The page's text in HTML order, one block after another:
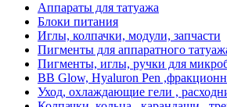
Аппараты для татуажа
Блоки питания
Иглы, колпачки, модули, запчасти
Пигменты для аппаратного
Пигменты, иглы, ручки для
BB Glow, Hyaluron Pen
Уход, охлаждающие гели ,